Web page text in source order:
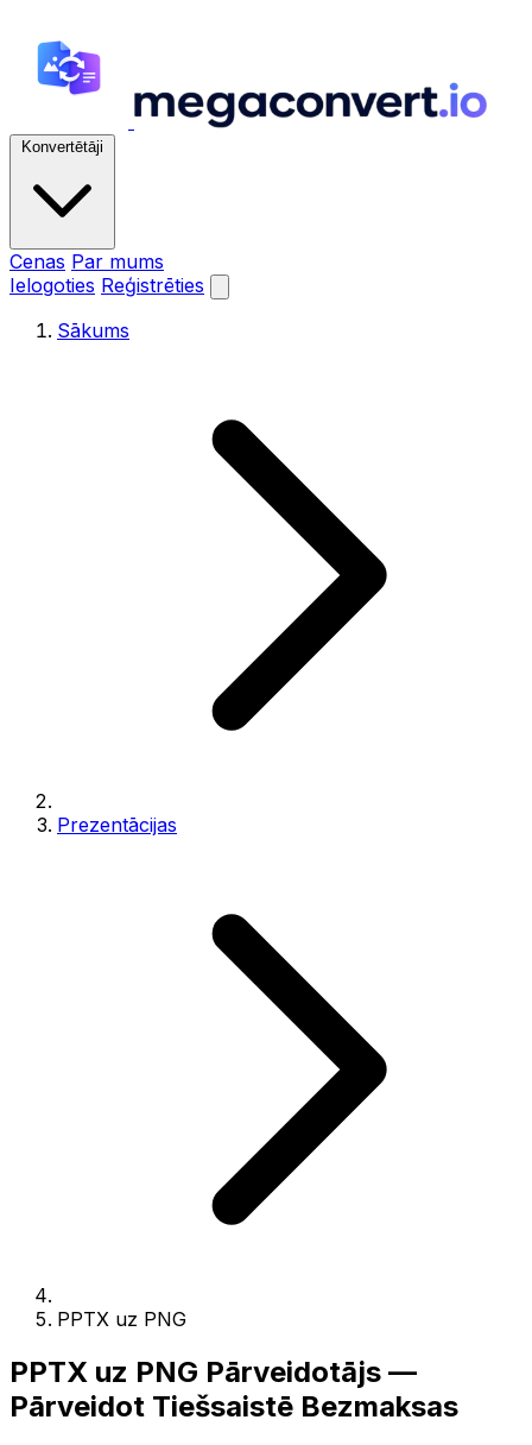
Konvertētāji
Cenas Par mums
Ielogoties Reģistrēties
Sākums
Prezentācijas
PPTX uz PNG
PPTX uz PNG Pārveidotājs —
Pārveidot Tiešsaistē Bezmaksas